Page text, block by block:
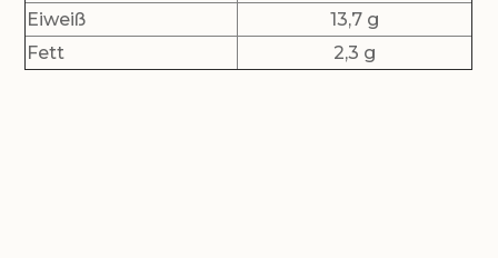
Eiweiß
13,7 g
Fett
2,3 g